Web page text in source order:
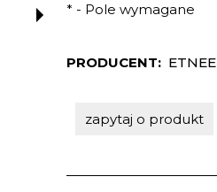
* - Pole wymagane
PRODUCENT: ETNEE
zapytaj o produkt